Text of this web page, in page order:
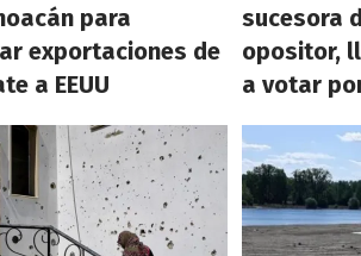
para
exportaciones de
a EEUU
sucesora
opositor,
a votar